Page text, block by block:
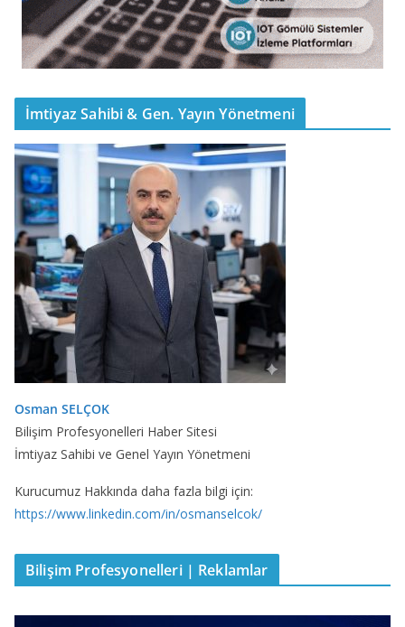
İmtiyaz Sahibi & Gen. Yayın Yönetmeni
Osman SELÇOK
Bilişim Profesyonelleri Haber Sitesi
İmtiyaz Sahibi ve Genel Yayın Yönetmeni
Kurucumuz Hakkında daha fazla bilgi için:
https://www.linkedin.com/in/osmanselcok/
Bilişim Profesyonelleri | Reklamlar